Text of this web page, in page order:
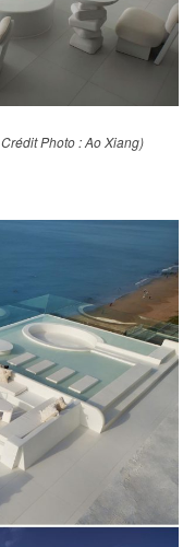
Crédit Photo : Ao Xiang)